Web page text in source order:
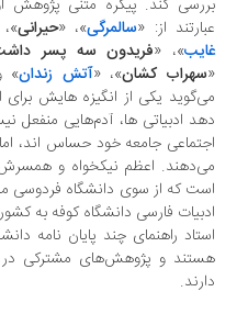
از: «سالمرگی»، «حیرانی»، «
»، «فریدون سه پسر داشت »، «
کشان »، «آتش زندان » و «
یکی از انگیزه هایش برای انجام
ادبیاتی ها، آدم‌هایی منفعل
جامعه خود حساس اند، اما
اعظم نیکخواه و همسرش،
که از سوی دانشگاه فردوسی مشهد
فارسی دانشگاه کوفه به کشور عراق
راهنمای چند پایان نامه
و پژوهش‌های مشترکی در همین